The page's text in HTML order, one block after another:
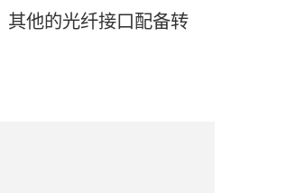
其他的光纤接口配备转